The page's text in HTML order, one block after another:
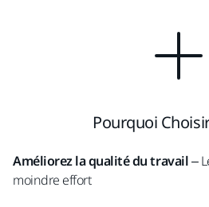
Pourquoi
Améliorez la qualité du travail–
moindre effort